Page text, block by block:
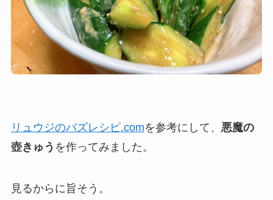
リュウジのバズレシピ.comを参考にして、 悪魔の
壺きゅう を作ってみました。
見るからに旨そう。